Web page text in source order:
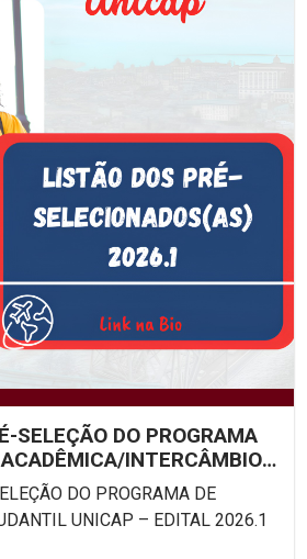
SELEÇÃO DO PROGRAMA
INTERCÂMBIO
– EDITAL...
DO PROGRAMA DE
UNICAP – EDITAL 2026.1